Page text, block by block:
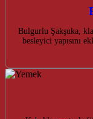
Bulgurlu Şakşuka,
besleyici yapısını